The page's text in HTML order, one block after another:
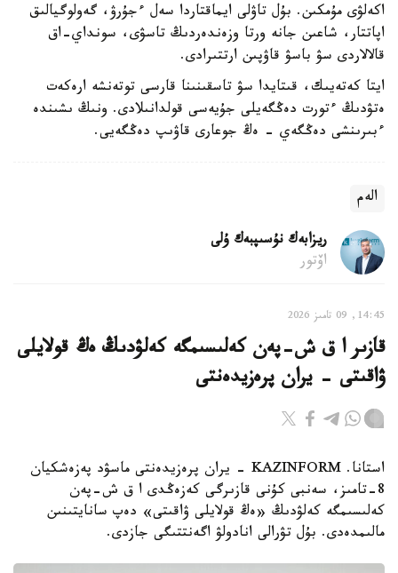
اكەلۋى مۇمكىن. بۇل تاۋلى ايماقتاردا سەل ءجۇرۋ، گەولوگيالىق
اپاتتار، شاعىن جانە ورتا وزەندەردىڭ تاسۋى، سونداي-اق
قالالاردى سۋ باسۋ قاۋپىن ارتتىرادى.
ايتا كەتەيىك، قىتايدا سۋ تاسقىنىنا قارسى توتەنشە ارەكەت
ەتۋدىڭ ءتورت دەڭگەيلى جۇيەسى قولدانىلادى. ونىڭ ىشىندە
ءبىرىنشى دەڭگەي - ەڭ جوعارى قاۋىپ دەڭگەيى.
الەم
ريزابەك نۇسىپبەك ۇلى
اۆتور
14:45, 09 تامىز 2026
قازىر ا ق ش-پەن كەلىسىمگە كەلۋدىڭ ەڭ قولايلى
ۋاقىتى - يران پرەزيدەنتى
استانا. KAZINFORM - يران پرەزيدەنتى ماسۋد پەزەشكيان
8-تامىز، سەنبى كۇنى قازىرگى كەزەڭدى ا ق ش-پەن
كەلىسىمگە كەلۋدىڭ «ەڭ قولايلى ۋاقىتى» دەپ سانايتىنىن
مالىمدەدى. بۇل تۋرالى انادولۋ اگەنتتىگى جازدى.